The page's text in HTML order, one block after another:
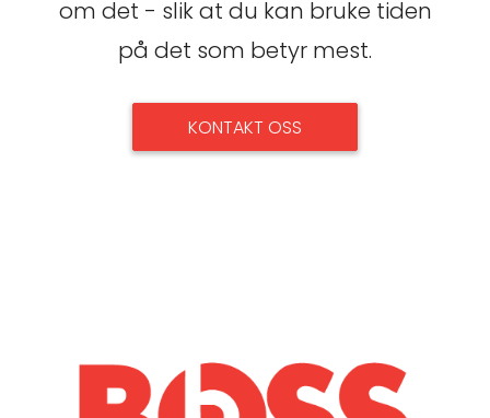
om det - slik at du kan bruke tiden
på det som betyr mest.
KONTAKT OSS